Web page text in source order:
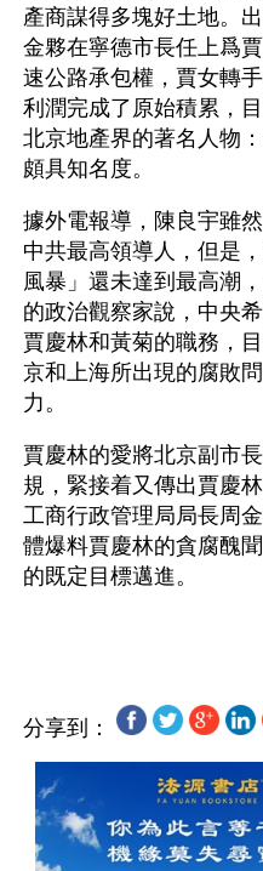
產商謀得多塊好土地。
金夥在寧德市長任上爲
速公路承包權，賈女轉
利潤完成了原始積累，
北京地產界的著名人物
頗具知名度。
據外電報導，陳良宇雖
中共最高領導人，但是
風暴」還未達到最高潮
的政治觀察家說，中央
賈慶林和黃菊的職務，
京和上海所出現的腐敗
力。
賈慶林的愛將北京副市
規，緊接着又傳出賈慶
工商行政管理局局長周
體爆料賈慶林的貪腐醜
的既定目標邁進。
分享到：